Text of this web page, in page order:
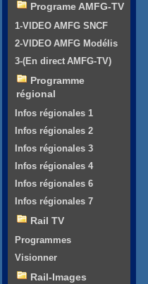
Programe AMFG-TV
1-VIDEO AMFG SNCF
2-VIDEO AMFG Modélis
3-(En direct AMFG-TV)
Programme
régional
Infos régionales 1
Infos régionales 2
Infos régionales 3
Infos régionales 4
Infos régionales 6
Infos régionales 7
Rail TV
Programmes
Visionner
Rail-Images